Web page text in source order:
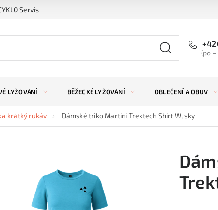
Servis
(po –
LYŽOVÁNÍ BĚŽECKÉ LYŽOVÁNÍ OBLEČENÍ A OBUV
krátký rukáv Dámské triko Martini Trektech Shirt W, sky